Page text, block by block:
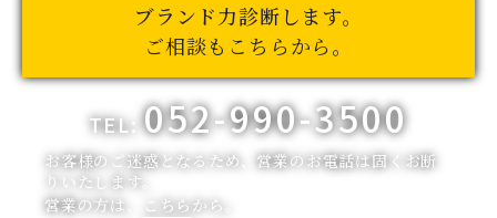
ブランド力診断します。
ご相談もこちらから。
TEL:052-990-3500
お客様のご迷惑となるため、営業のお電話は固くお断
りいたします。
営業の方は、
こちらから。